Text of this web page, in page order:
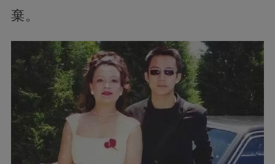
棄。